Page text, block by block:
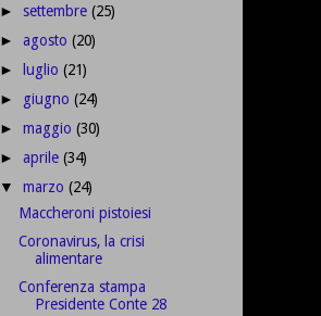
► settembre(25)
►agosto(20)
► luglio(21)
► giugno(24)
►maggio(30)
►aprile(34)
▼marzo(24)
Maccheroni pistoiesi
Coronavirus, la crisi
alimentare
Conferenza stampa
Presidente Conte 28